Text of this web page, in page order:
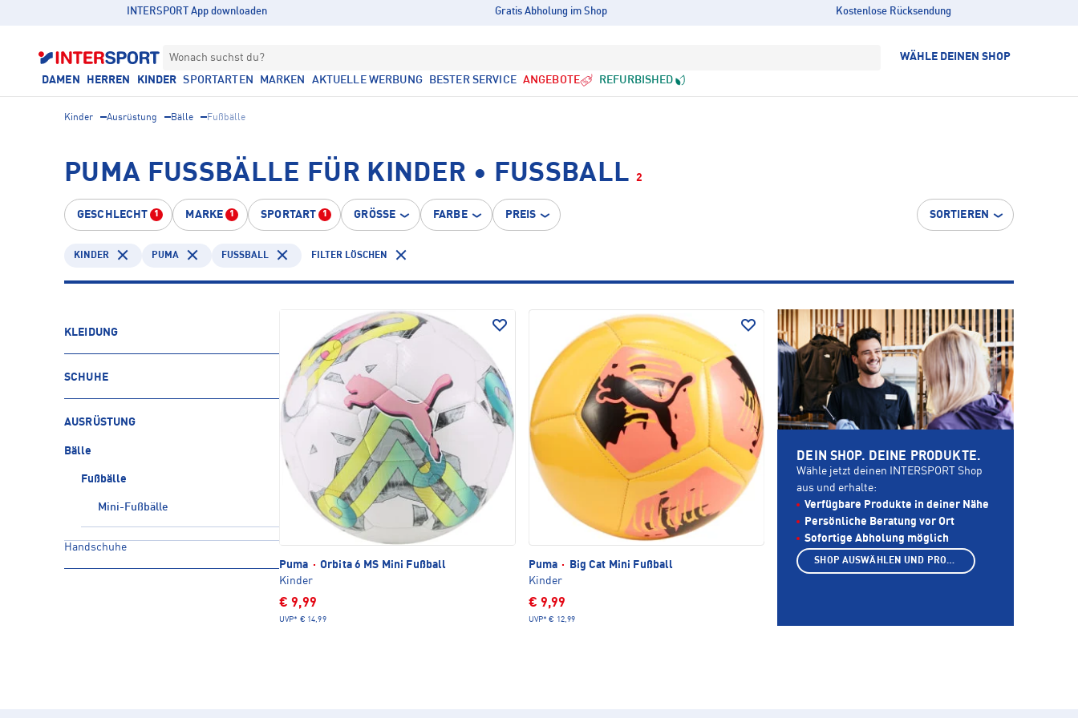
INTERSPORT App downloaden Gratis Abholung im Shop Kostenlose Rücksendung
Wonach suchst du? WÄHLE DEINEN SHOP
DAMEN HERREN KINDER SPORTARTEN MARKEN AKTUELLE WERBUNG BESTER SERVICE ANGEBOTE REFURBISHED
Kinder Ausrüstung Bälle Fußbälle
PUMA FUSSBÄLLE FÜR KINDER • FUSSBALL 2
GESCHLECHT 1 MARKE 1 SPORTART 1 GRÖSSE FARBE PREIS SORTIEREN
KINDER PUMA FUSSBALL FILTER LÖSCHEN
KLEIDUNG
SCHUHE
AUSRÜSTUNG
Bälle
Fußbälle
Mini-Fußbälle
Handschuhe
Puma · Orbita 6 MS Mini Fußball
Kinder
€ 9,99
UVP* € 14,99
Puma ·
Big Cat Mini Fußball
Kinder
€ 9,99
UVP* € 12,99
DEIN SHOP. DEINE PRODUKTE.
Wähle jetzt deinen INTERSPORT Shop
aus und erhalte:
Verfügbare Produkte in deiner Nähe
Persönliche Beratung vor Ort
Sofortige Abholung möglich
SHOP AUSWÄHLEN UND PRODUKTE ANZEIGEN